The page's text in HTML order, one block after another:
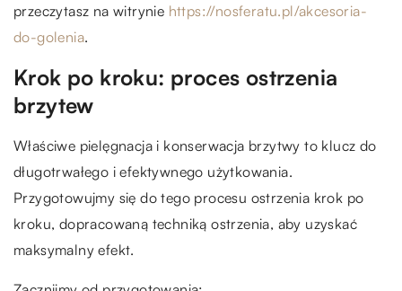
przeczytasz na witrynie https://nosferatu.pl/akcesoria-
do-golenia.
Krok po kroku: proces ostrzenia
brzytew
Właściwe pielęgnacja i konserwacja brzytwy to klucz do
długotrwałego i efektywnego użytkowania.
Przygotowujmy się do tego procesu ostrzenia krok po
kroku, dopracowaną techniką ostrzenia, aby uzyskać
maksymalny efekt.